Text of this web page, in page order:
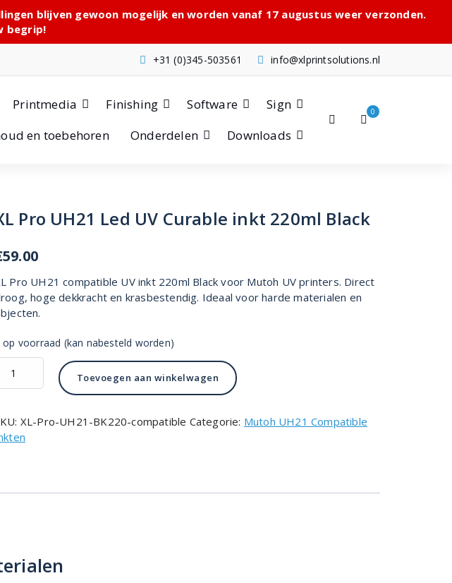
blijven gewoon mogelijk en worden vanaf 17 augustus weer verzonden.
begrip!
info@xlprintsolutions.nl
+31 (0)345-503561
Printmedia Finishing Software
Sign
en toebehoren
Onderdelen Downloads
0
Pro UH21 Led UV Curable inkt 220ml Black
59.00
Pro UH21 compatible UV inkt 220ml Black voor Mutoh UV printers. Direct
hoge dekkracht en krasbestendig. Ideaal voor harde materialen en
op voorraad (kan nabesteld worden)
Toevoegen aan winkelwagen
XL-Pro-UH21-BK220-compatible Categorie: Mutoh UH21 Compatible